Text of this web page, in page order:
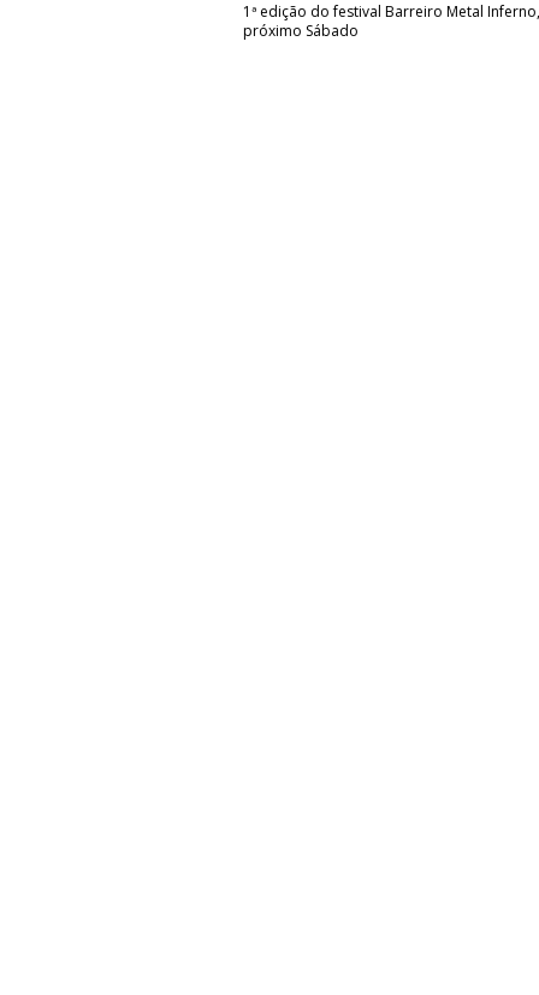
1ª edição do festival Barreiro Metal
próximo Sábado